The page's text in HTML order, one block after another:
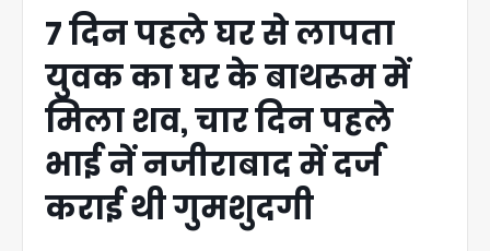
7 दिन पहले घर से लापता
युवक का घर के बाथरूम में
मिला शव, चार दिन पहले
भाई नें नजीराबाद में दर्ज
कराई थी गुमशुदगी